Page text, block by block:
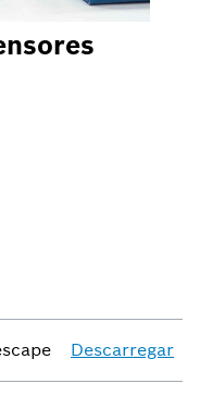
Descarregar